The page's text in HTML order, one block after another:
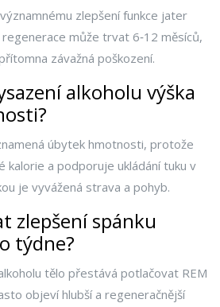
zlepšení funkce jater
může trvat 6‑12 měsíců,
závažná poškození.
alkoholu výška
úbytek hmotnosti, protože
kalorie a podporuje ukládání tuku v
je vyvážená strava a pohyb.
zlepšení spánku
týdne?
tělo přestává potlačovat REM
objeví hlubší a regeneračnější